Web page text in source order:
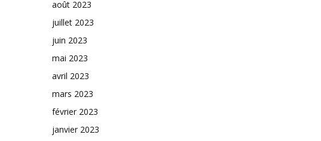
août 2023
juillet 2023
juin 2023
mai 2023
avril 2023
mars 2023
février 2023
janvier 2023